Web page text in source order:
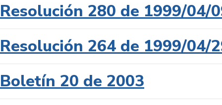
Resolución 280 de 1999/04/
Resolución 264 de 1999/04/
Boletín 20 de 2003